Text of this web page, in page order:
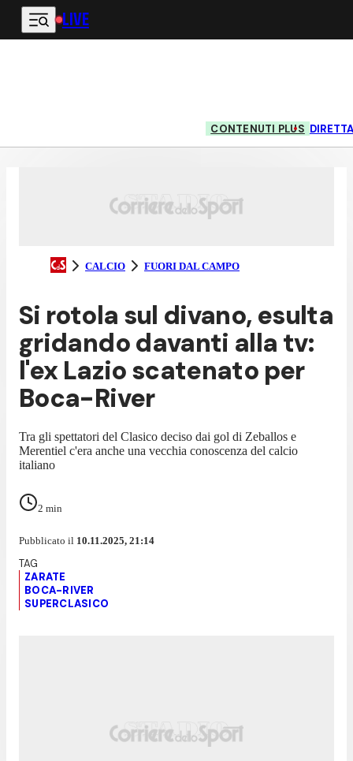
Vai al contenuto principale
LIVE
CONTENUTI PLUS
CALCIO FUORI DAL CAMPO
Si rotola sul divano, esulta
gridando davanti alla tv:
l'ex Lazio scatenato per
Boca-River
Tra gli spettatori del Clasico deciso dai gol di Zeballos e
Merentiel c'era anche una vecchia conoscenza del calcio
italiano
2 min
Pubblicato il 10.11.2025, 21:14
ZARATE
BOCA-RIVER
SUPERCLASICO